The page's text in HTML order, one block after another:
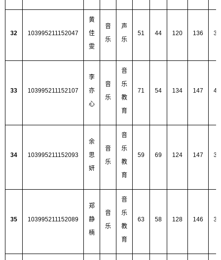
32 103995211152047
黄
佳
雯
音
乐
声
乐
51 44 120 136
33 103995211152107
李
亦
心
音
乐
音
乐
教
育
71 54 134 147
34 103995211152093
余
思
妍
音
乐
音
乐
教
育
59 69 124 147
35 103995211152089
郑
静
楠
音
乐
音
乐
教
育
63 58 128 146